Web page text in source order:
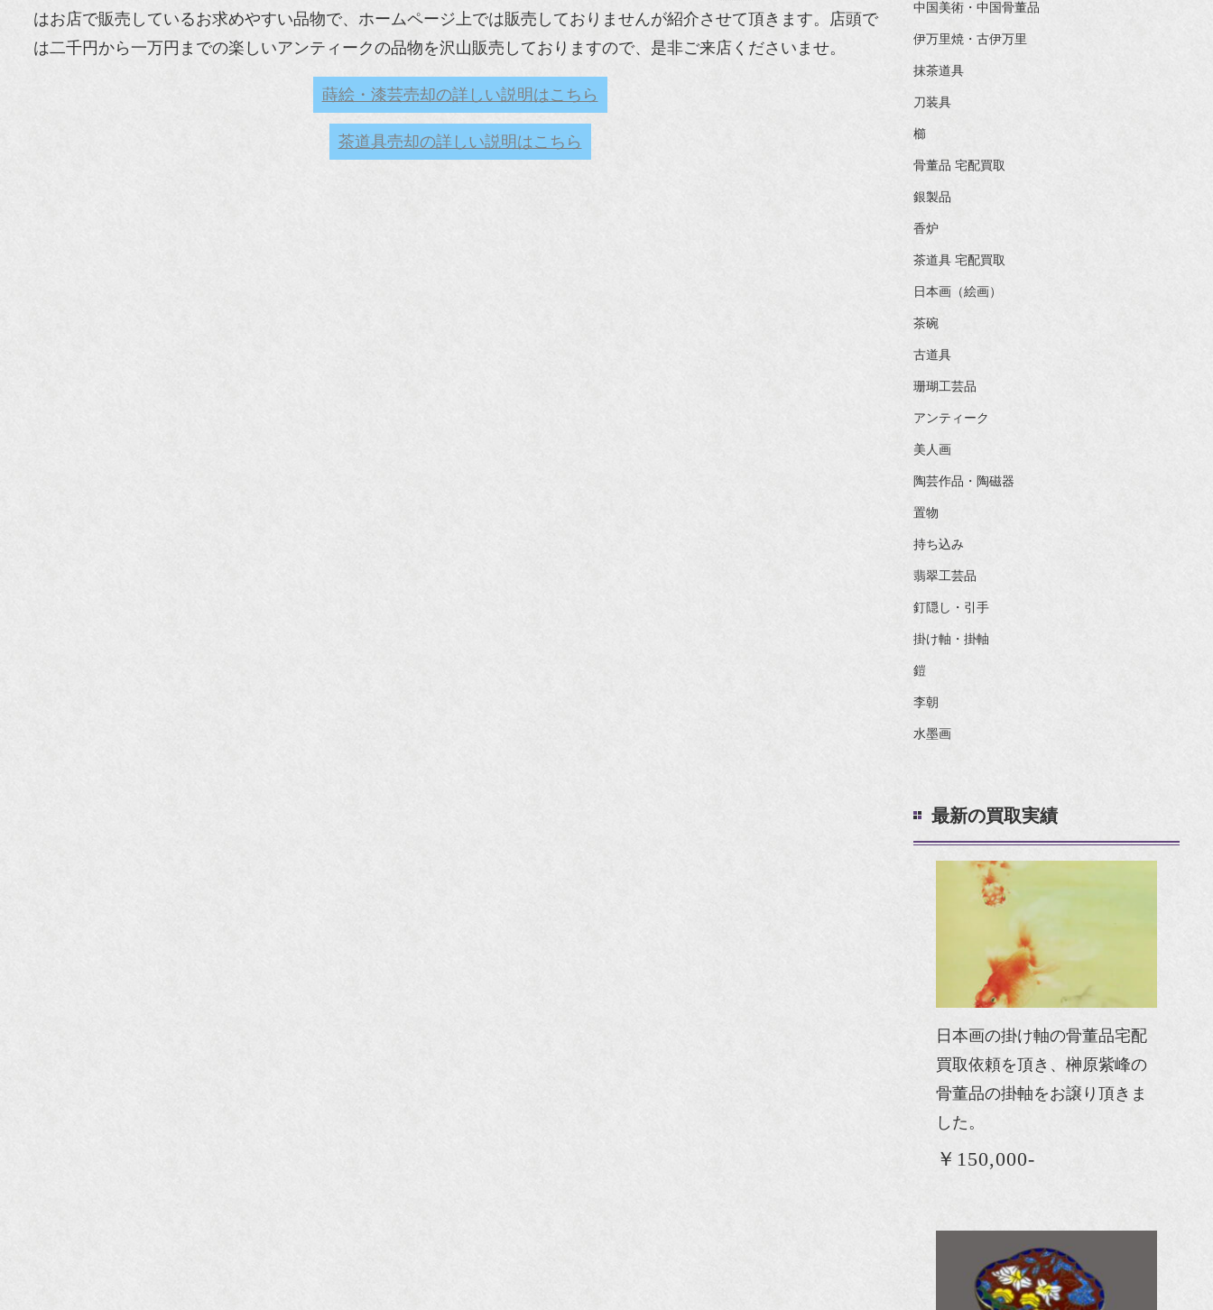
はお店で販売しているお求めやすい品物で、ホームページ上では販売しておりませんが紹介させて頂きます。店頭で
は二千円から一万円までの楽しいアンティークの品物を沢山販売しておりますので、是非ご来店くださいませ。
蒔絵・漆芸売却の詳しい説明はこちら
茶道具売却の詳しい説明はこちら
中国美術・中国骨董品
伊万里焼・古伊万里
抹茶道具
刀装具
櫛
骨董品 宅配買取
銀製品
香炉
茶道具 宅配買取
日本画（絵画）
茶碗
古道具
珊瑚工芸品
アンティーク
美人画
陶芸作品・陶磁器
置物
持ち込み
翡翠工芸品
釘隠し・引手
掛け軸・掛軸
鎧
李朝
水墨画
最新の買取実績
日本画の掛け軸の骨董品宅配
買取依頼を頂き、榊原紫峰の
骨董品の掛軸をお譲り頂きま
した。
￥150,000-